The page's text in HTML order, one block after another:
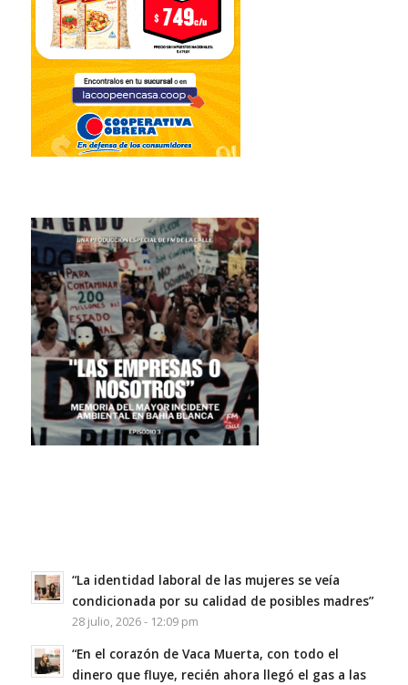
“La identidad laboral de las mujeres se veía
condicionada por su calidad de posibles madres”
28 julio, 2026 - 12:09 pm
“En el corazón de Vaca Muerta, con todo el
dinero que fluye, recién ahora llegó el gas a las